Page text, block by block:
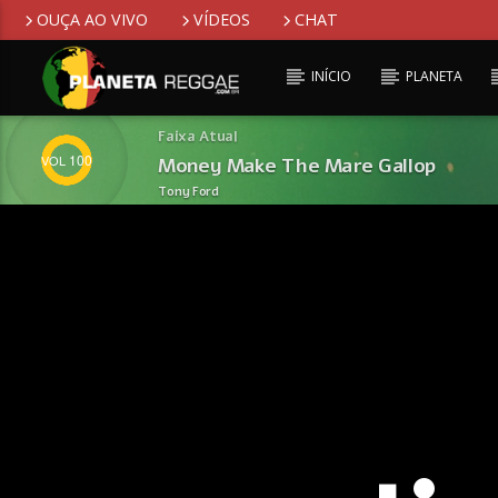
OUÇA AO VIVO VÍDEOS CHAT
INÍCIO PLANETA
100
Faixa Atual
Money Make The Mare Gallop
Tony Ford